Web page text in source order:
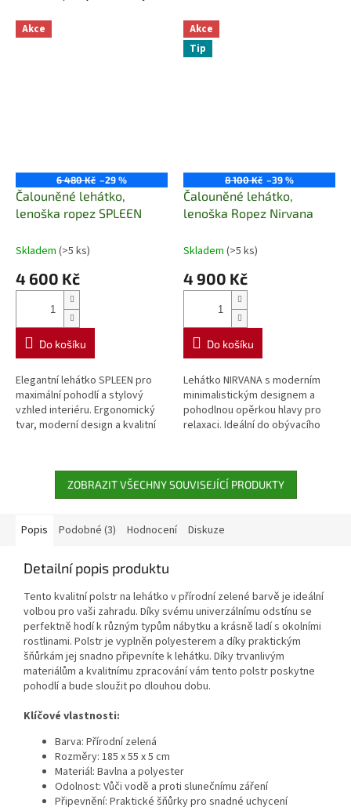
Akce
6 480 Kč –29 %
Čalouněné lehátko,
lenoška ropez SPLEEN
Skladem (>5 ks)
4 600 Kč
Do košíku
Elegantní lehátko SPLEEN pro
maximální pohodlí a stylový
vzhled interiéru. Ergonomický
tvar, moderní design a kvalitní
Akce
Tip
8 100 Kč –39 %
Čalouněné lehátko,
lenoška Ropez Nirvana
Skladem (>5 ks)
4 900 Kč
Do košíku
Lehátko NIRVANA s moderním
minimalistickým designem a
pohodlnou opěrkou hlavy pro
relaxaci. Ideální do obývacího
ZOBRAZIT VŠECHNY SOUVISEJÍCÍ PRODUKTY
Popis Podobné (3) Hodnocení Diskuze
Detailní popis produktu
Tento kvalitní polstr na lehátko v přírodní zelené barvě je ideální
volbou pro vaši zahradu. Díky svému univerzálnímu odstínu se
perfektně hodí k různým typům nábytku a krásně ladí s okolními
rostlinami. Polstr je vyplněn polyesterem a díky praktickým
šňůrkám jej snadno připevníte k lehátku. Díky trvanlivým
materiálům a kvalitnímu zpracování vám tento polstr poskytne
pohodlí a bude sloužit po dlouhou dobu.
Klíčové vlastnosti:
Barva: Přírodní zelená
Rozměry: 185 x 55 x 5 cm
Materiál: Bavlna a polyester
Odolnost: Vůči vodě a proti slunečnímu záření
Připevnění: Praktické šňůrky pro snadné uchycení